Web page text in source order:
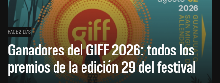
HACE 2 DÍAS
Ganadores del GIFF 2026: todos los
premios de la edición 29 del festival